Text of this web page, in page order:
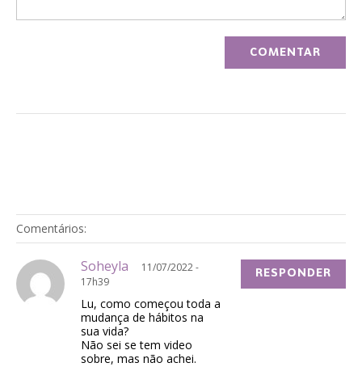
Comentários:
Soheyla
11/07/2022 -
17h39
Lu, como começou toda a
mudança de hábitos na
sua vida?
Não sei se tem video
sobre, mas não achei.
RESPONDER